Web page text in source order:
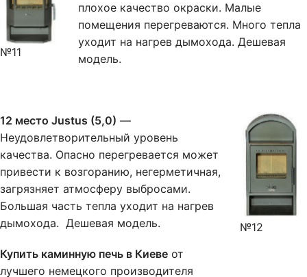
№11
плохое качество окраски. Малые
помещения перегреваются. Много тепла
уходит на нагрев дымохода. Дешевая
модель.
№12
12 место Justus (5,0) —
Неудовлетворительный уровень
качества. Опасно перегревается может
привести к возгоранию, негерметичная,
загрязняет атмосферу выбросами.
Большая часть тепла уходит на нагрев
дымохода. Дешевая модель.
Купить каминную печь в Киеве от
лучшего немецкого производителя